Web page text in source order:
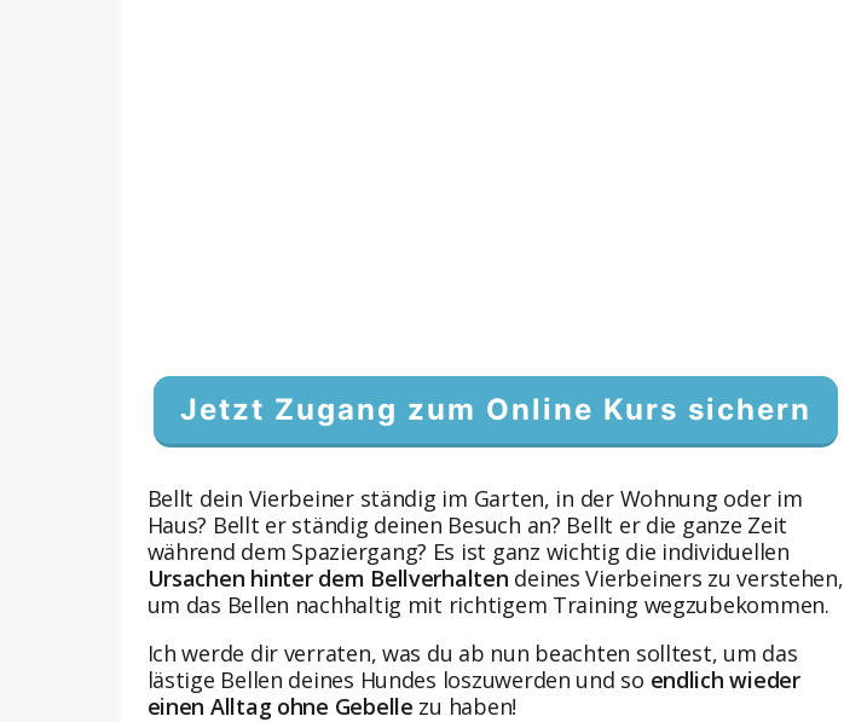
Jetzt Zugang zum Online Kurs sichern
Bellt dein Vierbeiner ständig im Garten, in der Wohnung oder im
Haus? Bellt er ständig deinen Besuch an? Bellt er die ganze Zeit
während dem Spaziergang? Es ist ganz wichtig die individuellen
Ursachen hinter dem Bellverhalten deines Vierbeiners zu verstehen,
um das Bellen nachhaltig mit richtigem Training wegzubekommen.
Ich werde dir verraten, was du ab nun beachten solltest, um das
lästige Bellen deines Hundes loszuwerden und so endlich wieder
einen Alltag ohne Gebelle zu haben!